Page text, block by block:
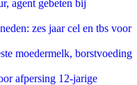
agent gebeten bij
zes jaar cel en tbs voor
moedermelk, borstvoeding
afpersing 12-jarige